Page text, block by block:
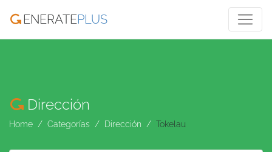
ENERATEPLUS
Dirección
Home Categorías Dirección Tokelau